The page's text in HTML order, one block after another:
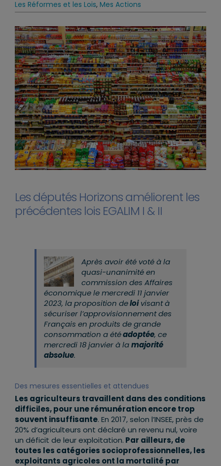
Les Réformes et les Lois, Mes Actions
Les députés Horizons améliorent les
précédentes lois EGALIM I & II
Après avoir été voté à la
quasi-unanimité en
commission des Affaires
économique le mercredi 11 janvier
2023, la proposition deloivisant à
sécuriser l’approvisionnement des
Français en produits de grande
consommation a étéadoptée, ce
mercredi 18 janvier à lamajorité
absolue.
Des mesures essentielles et attendues
Les agriculteurs travaillent dans des conditions
difficiles, pour une rémunération encore trop
souvent insuffisante. En 2017, selon l’INSEE, près de
20% d’agriculteurs ont déclaré un revenu nul, voire
un déficit de leur exploitation. Par ailleurs, de
toutes les catégories socioprofessionnelles, les
exploitants agricoles ont la mortalité par